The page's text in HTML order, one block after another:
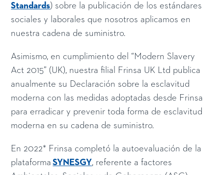
Standards) sobre la publicación de los estándares
sociales y laborales que nosotros aplicamos en
nuestra cadena de suministro.
Asimismo, en cumplimiento del “Modern Slavery
Act 2015” (UK), nuestra filial Frinsa UK Ltd publica
anualmente su Declaración sobre la esclavitud
moderna con las medidas adoptadas desde Frinsa
para erradicar y prevenir toda forma de esclavitud
moderna en su cadena de suministro.
En 2022* Frinsa completó la autoevaluación de la
plataformaSYNESGY, referente a factores